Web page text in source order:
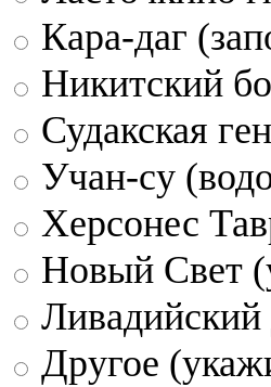
Кара-даг
Никитский
Судакская
Учан-су
Херсонес
Новый Свет
Другое